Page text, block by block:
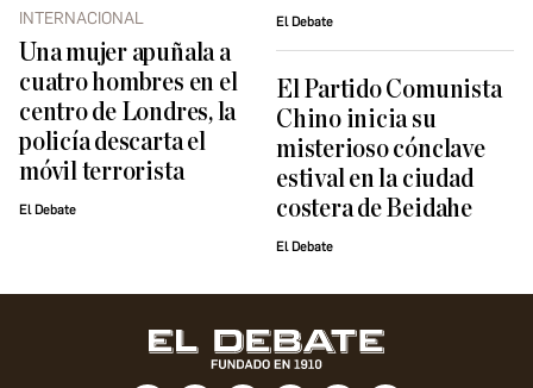
INTERNACIONAL
Una mujer apuñala a
cuatro hombres en el
centro de Londres, la
policía descarta el
móvil terrorista
El Debate
El Debate
El Partido Comunista
Chino inicia su
misterioso cónclave
estival en la ciudad
costera de Beidahe
El Debate